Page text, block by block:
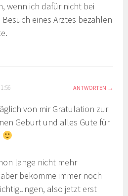
wenn ich dafür nicht bei
Besuch eines Arztes bezahlen
ANTWORTEN
von mir Gratulation zur
Geburt und alles Gute für
lange nicht mehr
bekomme immer noch
also jetzt erst